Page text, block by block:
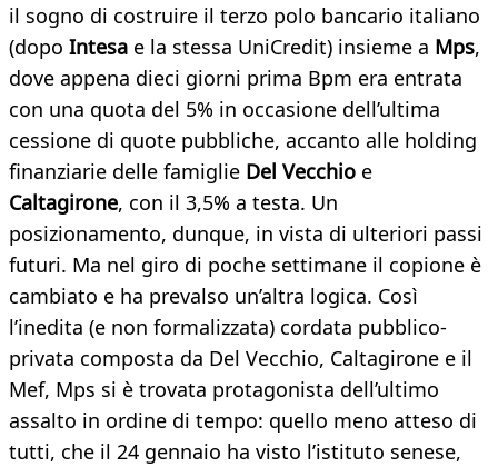
il sogno di costruire il terzo polo bancario italiano
(dopo Intesa e la stessa UniCredit) insieme a Mps,
dove appena dieci giorni prima Bpm era entrata
con una quota del 5% in occasione dell’ultima
cessione di quote pubbliche, accanto alle holding
finanziarie delle famiglie Del Vecchio e
Caltagirone, con il 3,5% a testa. Un
posizionamento, dunque, in vista di ulteriori passi
futuri. Ma nel giro di poche settimane il copione è
cambiato e ha prevalso un’altra logica. Così
l’inedita (e non formalizzata) cordata pubblico-
privata composta da Del Vecchio, Caltagirone e il
Mef, Mps si è trovata protagonista dell’ultimo
assalto in ordine di tempo: quello meno atteso di
tutti, che il 24 gennaio ha visto l’istituto senese,